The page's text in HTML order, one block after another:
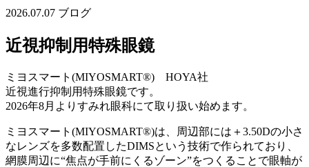
2026.07.07 ブログ
近視抑制用特殊眼鏡
ミヨスマート(MIYOSMART®) HOYA社
近視進行抑制用特殊眼鏡です。
2026年8月よりすみれ眼科にて取り扱い始めます。
ミヨスマート(MIYOSMART®)は、周辺部には＋3.50Dの小さ
なレンズを多数配置したDIMSという技術で作られており、
網膜周辺に“焦点が手前にくるゾーン”をつくることで眼軸が